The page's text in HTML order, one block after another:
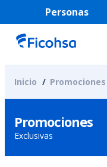
Personas
Inicio Promociones
Promociones
Exclusivas